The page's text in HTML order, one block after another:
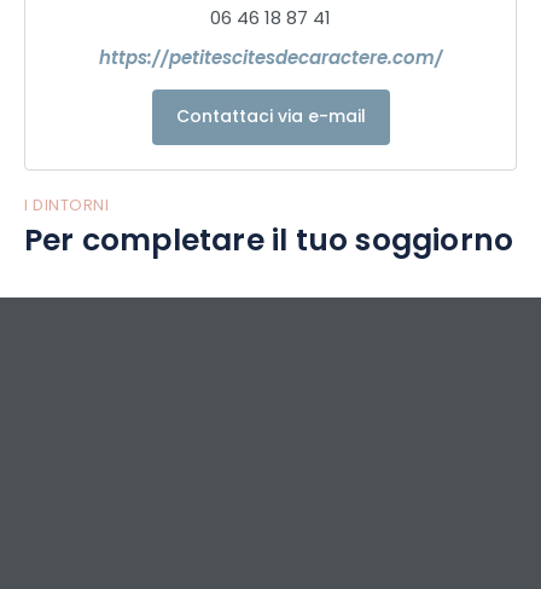
06 46 18 87 41
https://petitescitesdecaractere.com/
Contattaci via e-mail
I DINTORNI
Per completare il tuo soggiorno